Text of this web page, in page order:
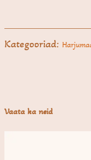
Kategooriad:
Vaata ka neid